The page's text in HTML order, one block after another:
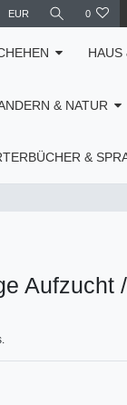
EUR 0
HAUS
& NATUR
&
Aufzucht